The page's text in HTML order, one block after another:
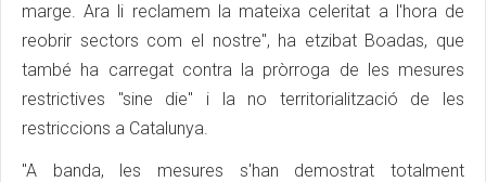
marge. Ara li reclamem la mateixa celeritat a l'hora de
reobrir sectors com el nostre", ha etzibat Boadas, que
també ha carregat contra la pròrroga de les mesures
restrictives "sine die" i la no territorialització de les
restriccions a Catalunya.
"A banda, les mesures s'han demostrat totalment